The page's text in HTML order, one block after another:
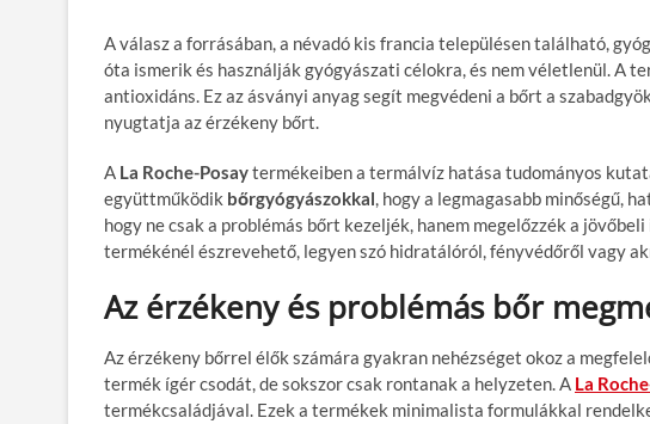
A válasz a forrásában, a névadó kis francia településen található,
óta ismerik és használják gyógyászati célokra, és nem véletlenül. A
antioxidáns. Ez az ásványi anyag segít megvédeni a bőrt a
nyugtatja az érzékeny bőrt.
A La Roche-Posaytermékeiben a termálvíz hatása tudományos
együttműködik bőrgyógyászokkal, hogy a legmagasabb minőségű,
hogy ne csak a problémás bőrt kezeljék, hanem megelőzzék a
termékénél észrevehető, legyen szó hidratálóról, fényvédőről vagy
Az érzékeny és problémás bőr
Az érzékeny bőrrel élők számára gyakran nehézséget okoz a
termék ígér csodát, de sokszor csak rontanak a helyzeten. A La
termékcsaládjával. Ezek a termékek minimalista formulákkal